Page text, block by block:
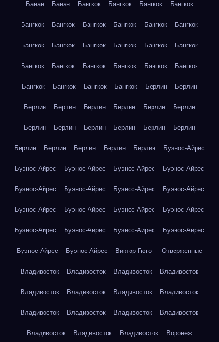
Банан Банан Бангкок Бангкок Бангкок Бангкок
Бангкок Бангкок Бангкок Бангкок Бангкок Бангкок
Бангкок Бангкок Бангкок Бангкок Бангкок Бангкок
Бангкок Бангкок Бангкок Бангкок Бангкок Бангкок
Бангкок Бангкок Бангкок Бангкок Берлин Берлин
Берлин Берлин Берлин Берлин Берлин Берлин
Берлин Берлин Берлин Берлин Берлин Берлин
Берлин Берлин Берлин Берлин Берлин Буэнос-Айрес
Буэнос-Айрес Буэнос-Айрес Буэнос-Айрес Буэнос-Айрес
Буэнос-Айрес Буэнос-Айрес Буэнос-Айрес Буэнос-Айрес
Буэнос-Айрес Буэнос-Айрес Буэнос-Айрес Буэнос-Айрес
Буэнос-Айрес Буэнос-Айрес Буэнос-Айрес Буэнос-Айрес
Буэнос-Айрес Буэнос-Айрес Виктор Гюго — Отверженные
Владивосток Владивосток Владивосток Владивосток
Владивосток Владивосток Владивосток Владивосток
Владивосток Владивосток Владивосток Владивосток
Владивосток Владивосток Владивосток Воронеж